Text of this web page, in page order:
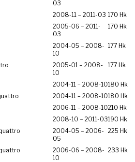
03
2008-11 – 2011-03 170 Hk
2005-06 – 2011-
03
170 Hk
2004-05 – 2008-
10
177 Hk
2005-01 – 2008-
10
177 Hk
2004-11 – 2008-10180 Hk
2004-11 – 2008-10180 Hk
2006-11 – 2008-10210 Hk
2008-10 – 2011-03190 Hk
2004-05 – 2006-
05
225 Hk
2006-06 – 2008-
10
233 Hk